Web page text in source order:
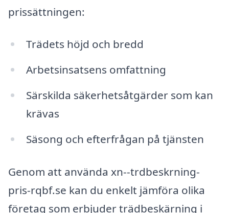
prissättningen:
Trädets höjd och bredd
Arbetsinsatsens omfattning
Särskilda säkerhetsåtgärder som kan
krävas
Säsong och efterfrågan på tjänsten
Genom att använda xn--trdbeskrning-
pris-rqbf.se kan du enkelt jämföra olika
företag som erbjuder trädbeskärning i